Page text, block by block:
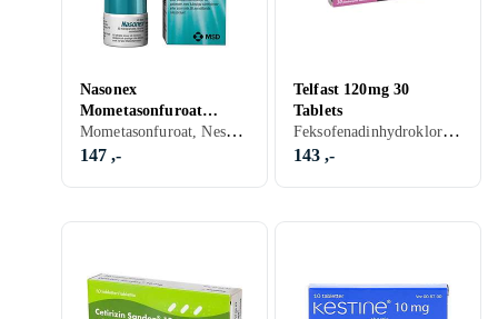
Nasonex
Mometasonfuroat
Nesespray 60 Doser
Mometasonfuroat, Nesespray
147 ,-
Telfast 120mg 30
Tablets
Feksofenadinhydroklorid, Tablett
143 ,-